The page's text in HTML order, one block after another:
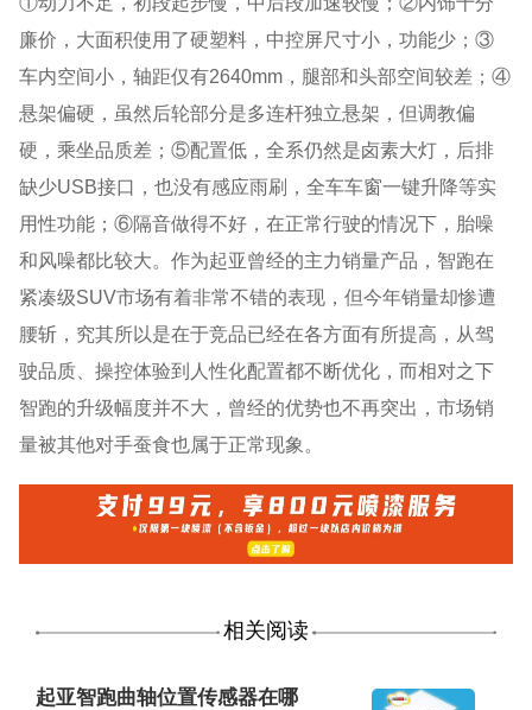
廉价，大面积使用了硬塑料，中控屏尺寸小，功能少；③
车内空间小，轴距仅有2640mm，腿部和头部空间较差；④
悬架偏硬，虽然后轮部分是多连杆独立悬架，但调教偏
硬，乘坐品质差；⑤配置低，全系仍然是卤素大灯，后排
缺少USB接口，也没有感应雨刷，全车车窗一键升降等实
用性功能；⑥隔音做得不好，在正常行驶的情况下，胎噪
和风噪都比较大。作为起亚曾经的主力销量产品，智跑在
紧凑级SUV市场有着非常不错的表现，但今年销量却惨遭
腰斩，究其所以是在于竞品已经在各方面有所提高，从驾
驶品质、操控体验到人性化配置都不断优化，而相对之下
智跑的升级幅度并不大，曾经的优势也不再突出，市场销
量被其他对手蚕食也属于正常现象。
相关阅读
起亚智跑曲轴位置传感器在哪